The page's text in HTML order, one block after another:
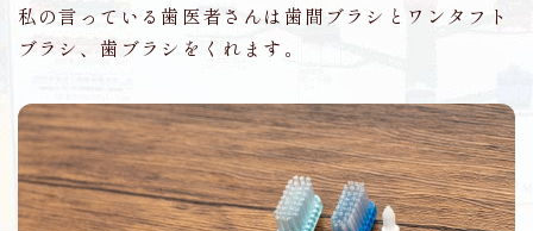
私の言っている歯医者さんは歯間ブラシとワンタフト
ブラシ、歯ブラシをくれます。